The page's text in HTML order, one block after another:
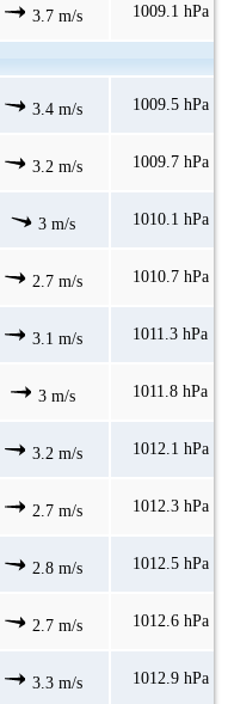
3.7 m/s 1009.1 hPa
3.4 m/s 1009.5 hPa
3.2 m/s 1009.7 hPa
3 m/s 1010.1 hPa
2.7 m/s 1010.7 hPa
3.1 m/s 1011.3 hPa
3 m/s 1011.8 hPa
3.2 m/s 1012.1 hPa
2.7 m/s 1012.3 hPa
2.8 m/s 1012.5 hPa
2.7 m/s 1012.6 hPa
3.3 m/s 1012.9 hPa